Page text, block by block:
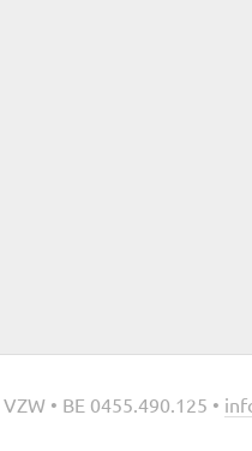
• BE 0455.490.125 •